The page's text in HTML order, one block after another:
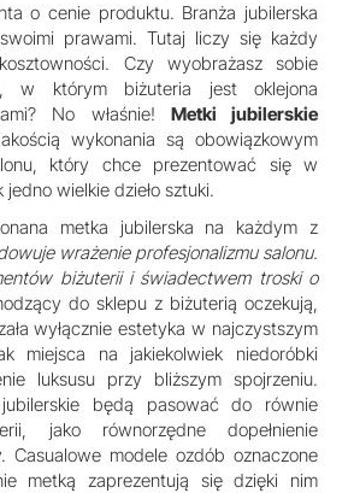
o cenie produktu. Branża jubilerska
prawami. Tutaj liczy się każdy
Czy wyobrażasz sobie
w którym biżuteria jest oklejona
No właśnie! Metki jubilerskie
wykonania są obowiązkowym
który chce prezentować się w
wielkie dzieło sztuki.
metka jubilerska na każdym z
wrażenie profesjonalizmu salonu.
biżuterii i świadectwem troski o
do sklepu z biżuterią oczekują,
wyłącznie estetyka w najczystszym
miejsca na jakiekolwiek niedoróbki
luksusu przy bliższym spojrzeniu.
będą pasować do równie
jako równorzędne dopełnienie
Casualowe modele ozdób oznaczone
metką zaprezentują się dzięki nim